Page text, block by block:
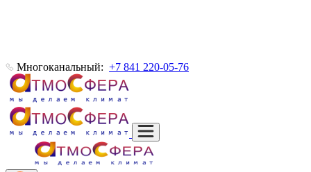
Многоканальный: +7 841 220-05-76